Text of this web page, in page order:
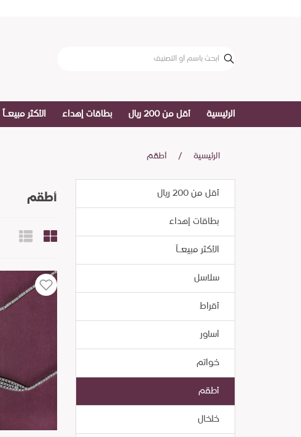
الرئيسية أقل من 200 ريال بطاقات إهداء الأكثر مبيعـاً
الرئيسية أطقم
أقل من 200 ريال
بطاقات إهداء
الأكثر مبيعـاً
سلاسل
أقراط
أساور
خواتم
أطقم
خلخال
أطقم